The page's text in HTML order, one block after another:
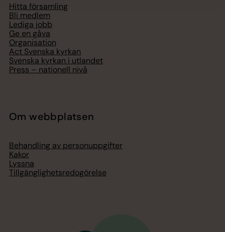
Hitta församling
Bli medlem
Lediga jobb
Ge en gåva
Organisation
Act Svenska kyrkan
Svenska kyrkan i utlandet
Press – nationell nivå
Om webbplatsen
Behandling av personuppgifter
Kakor
Lyssna
Tillgänglighetsredogörelse